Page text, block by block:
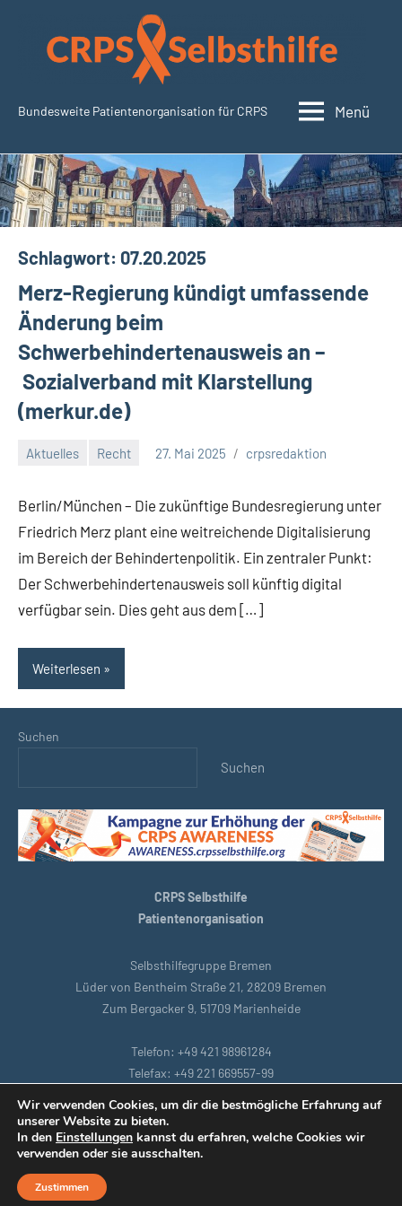
springen
SudeckSelbsthilfe.org
Bundesweite Patientenorganisation für CRPS Menü
Schlagwort: 07.20.2025
Merz-Regierung kündigt umfassende
Änderung beim
Schwerbehindertenausweis an –
Sozialverband mit Klarstellung
(merkur.de)
Aktuelles Recht 27. Mai 2025 crpsredaktion
Berlin/München – Die zukünftige Bundesregierung unter
Friedrich Merz plant eine weitreichende Digitalisierung
im Bereich der Behindertenpolitik. Ein zentraler Punkt:
Der Schwerbehindertenausweis soll künftig digital
verfügbar sein. Dies geht aus dem […]
Weiterlesen
Suchen
Suchen
CRPS Selbsthilfe
Patientenorganisation
Selbsthilfegruppe Bremen
Lüder von Bentheim Straße 21, 28209 Bremen
Zum Bergacker 9, 51709 Marienheide
Telefon: +49 421 98961284
Telefax: +49 221 669557-99
Startseite|Köln |Datenschutzbestimmungen |Intranet|
Impressum|Remoteunterstützung
Wir verwenden Cookies, um dir die bestmögliche Erfahrung auf
unserer Website zu bieten.
In den Einstellungen kannst du erfahren, welche Cookies wir
verwenden oder sie ausschalten.
Zustimmen